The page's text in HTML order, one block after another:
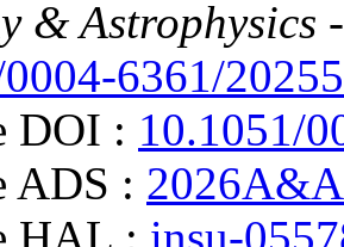
& Astrophysics
6361/
DOI : 10.1051/
ADS :